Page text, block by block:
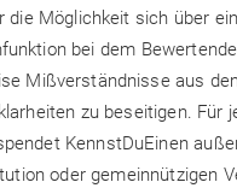
die Möglichkeit sich über
bei dem
Mißverständnisse aus
zu beseitigen. Für
KennstDuEinen
oder gemeinnützigen